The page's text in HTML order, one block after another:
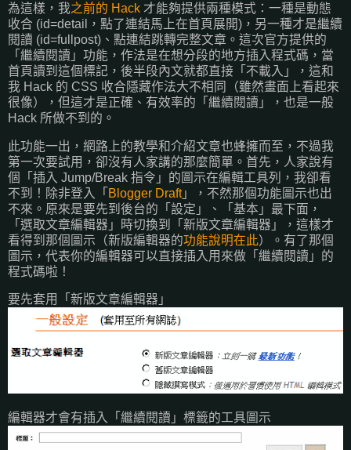
為這樣，我之前的 Hack 才能夠提供兩種模式：一種是動態
收合 (id=detail，點了連結馬上在首頁展開)，另一種才是繼續
閱讀 (id=fullpost)、點連結跳轉完整文章。這次官方提供的
「繼續閱讀」功能，作法是在想分段的地方插入程式碼，當
首頁讀到這個標記，後半段內文就都直接「不載入」，這和
我 Hack 的 CSS 收合隱藏作法大不相同（雖然畫面上看起來
很像），但這才是正確、有效率的「繼續閱讀」，也是一般
Hack 所做不到的。
此功能一出，網路上的教學和介紹文章也蜂擁而至，不過我
第一次要試用，卻沒有人家講的那麼簡單。首先，人家說有
個「插入 Jump/Break 指令」的圖示在編輯工具列，我卻看
不到！除非登入「 Blogger Draft」，不然那個功能圖示也出
不來。原來是要先到後台的「設定」、「基本」最下面，
「選取文章編輯器」時切換到「新版文章編輯器」，這樣才
看得到那個圖示（新版編輯器的功能說明在此）。有了那個
圖示，代表你的編輯器可以直接插入用來做「繼續閱讀」的
程式碼啦！
要先套用「新版文章編輯器」
編輯器才會有插入「繼續閱讀」標籤的工具圖示